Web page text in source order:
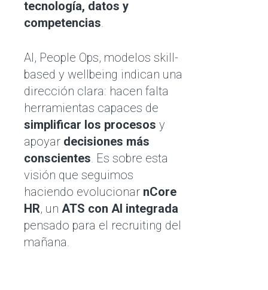
tecnología, datos y
competencias.
AI, People Ops, modelos skill-
based y wellbeing indican una
dirección clara: hacen falta
herramientas capaces de
simplificar los procesos y
apoyar decisiones más
conscientes. Es sobre esta
visión que seguimos
haciendo evolucionar nCore
HR, un ATS con AI integrada
pensado para el recruiting del
mañana.